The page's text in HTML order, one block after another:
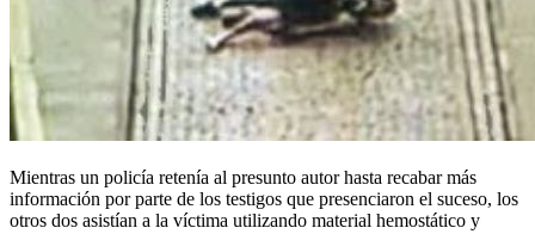
Mientras un policía retenía al presunto autor hasta recabar más
información por parte de los testigos que presenciaron el suceso, los
otros dos asistían a la víctima utilizando material hemostático y